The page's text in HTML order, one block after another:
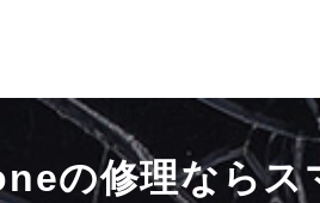
の修理ならス